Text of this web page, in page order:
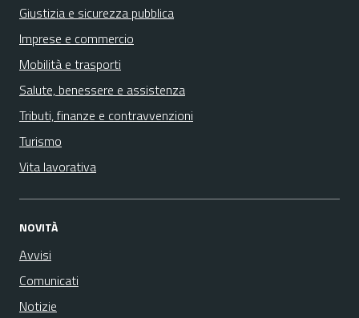
Giustizia e sicurezza pubblica
Imprese e commercio
Mobilità e trasporti
Salute, benessere e assistenza
Tributi, finanze e contravvenzioni
Turismo
Vita lavorativa
NOVITÀ
Avvisi
Comunicati
Notizie